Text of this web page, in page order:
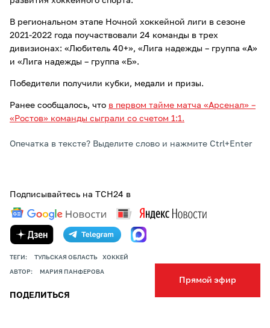
Прямой эфир
В региональном этапе Ночной хоккейной лиги в сезоне
2021-2022 года поучаствовали 24 команды в трех
дивизионах: «Любитель 40+», «Лига надежды – группа «А»
и «Лига надежды – группа «Б».
Победители получили кубки, медали и призы.
Ранее сообщалось, что в первом тайме матча «Арсенал» –
«Ростов» команды сыграли со счетом 1:1.
Опечатка в тексте? Выделите слово и нажмите Ctrl+Enter
Подписывайтесь на ТСН24 в
ТЕГИ: ТУЛЬСКАЯ ОБЛАСТЬ ХОККЕЙ
АВТОР: МАРИЯ ПАНФЕРОВА
ПОДЕЛИТЬСЯ